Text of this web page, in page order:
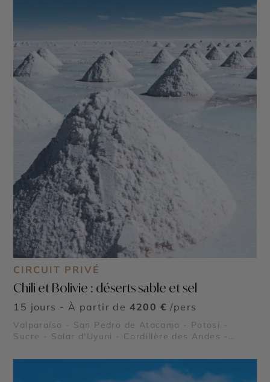
CIRCUIT PRIVÉ
Chili et Bolivie : déserts sable et sel
15 jours - À partir de 4200 € /pers
Valparaíso - San Pedro de Atacama - Potosi -
Sucre - Salar d'Uyuni - Cordillère des Andes -